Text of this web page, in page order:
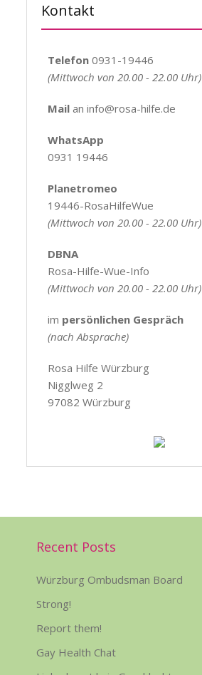
Kontakt
Telefon 0931-19446
(Mittwoch von 20.00 - 22.00 Uhr)
Mail an info@rosa-hilfe.de
WhatsApp
0931 19446
Planetromeo
19446-RosaHilfeWue
(Mittwoch von 20.00 - 22.00 Uhr)
DBNA
Rosa-Hilfe-Wue-Info
(Mittwoch von 20.00 - 22.00 Uhr)
im persönlichen Gespräch
(nach Absprache)
Rosa Hilfe Würzburg
Nigglweg 2
97082 Würzburg
Recent Posts
Würzburg Ombudsman Board
Strong!
Report them!
Gay Health Chat